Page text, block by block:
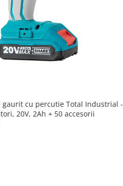
gaurit cu percutie Total Industrial -
20V, 2Ah + 50 accesorii